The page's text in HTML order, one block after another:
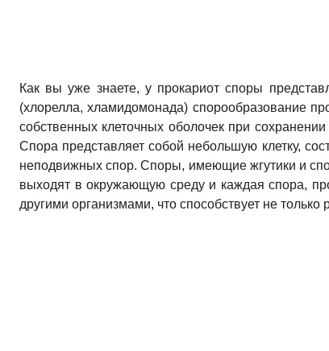
Как вы уже знаете, у прокариот споры
(хлорелла, хламидомонада) спорообразование
собственных клеточных оболочек при
Спора представляет собой небольшую клетку,
неподвижных спор. Споры, имеющие жгутики и
выходят в окружающую среду и каждая спора,
другими организмами, что способствует не